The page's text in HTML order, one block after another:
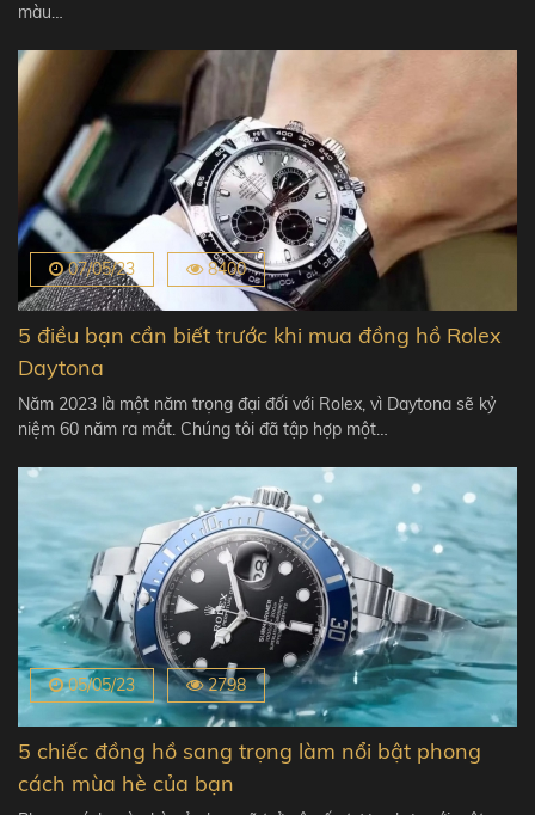
màu…
07/05/23 8400
5 điều bạn cần biết trước khi mua đồng hồ Rolex
Daytona
Năm 2023 là một năm trọng đại đối với Rolex, vì Daytona sẽ kỷ
niệm 60 năm ra mắt. Chúng tôi đã tập hợp một…
05/05/23 2798
5 chiếc đồng hồ sang trọng làm nổi bật phong
cách mùa hè của bạn